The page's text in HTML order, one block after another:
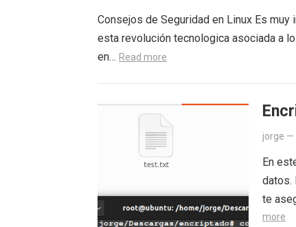
Consejos de Seguridad en Linux Es
esta revolución tecnologica asociada a
en… Read more
jorge —
En
datos.
te
more